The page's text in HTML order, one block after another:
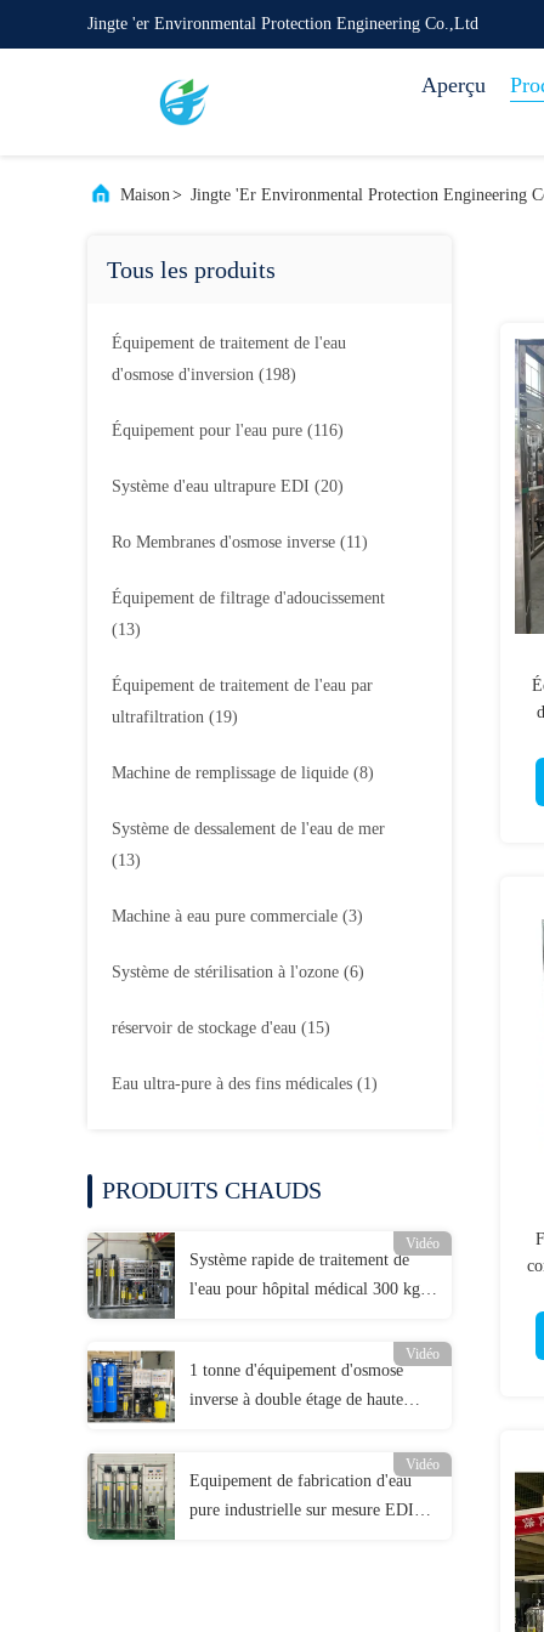
Jingte 'er Environmental Protection Engineering Co.,Ltd
Aperçu
Maison> Jingte 'er Environmental Protection Engineering
Tous les produits
Équipement de traitement de l'eau
d'osmose d'inversion (198)
Équipement pour l'eau pure (116)
Système d'eau ultrapure EDI (20)
Ro Membranes d'osmose inverse (11)
Équipement de filtrage d'adoucissement
(13)
Équipement de traitement de l'eau par
ultrafiltration (19)
Machine de remplissage de liquide (8)
Système de dessalement de l'eau de mer
(13)
Machine à eau pure commerciale (3)
Système de stérilisation à l'ozone (6)
réservoir de stockage d'eau (15)
Eau ultra-pure à des fins médicales (1)
PRODUITS CHAUDS
Vidéo
Système rapide de traitement de
l'eau pour hôpital médical 300 kg
Vidéo
1 tonne d'équipement d'osmose
inverse à double étage de haute
Vidéo
Equipement de fabrication d'eau
pure industrielle sur mesure EDI